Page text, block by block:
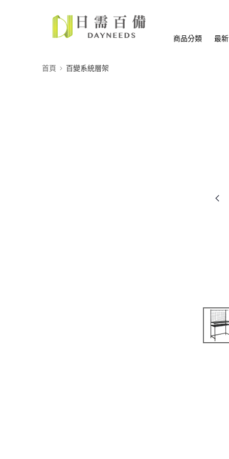
商品分類 最
首頁 百變系統層架